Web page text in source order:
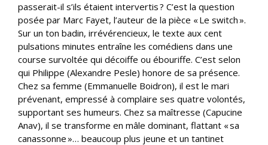
passerait-il s’ils étaient intervertis ? C’est la question
posée par Marc Fayet, l’auteur de la pièce « Le switch ».
Sur un ton badin, irrévérencieux, le texte aux cent
pulsations minutes entraîne les comédiens dans une
course survoltée qui décoiffe ou ébouriffe. C’est selon
qui Philippe (Alexandre Pesle) honore de sa présence.
Chez sa femme (Emmanuelle Boidron), il est le mari
prévenant, empressé à complaire ses quatre volontés,
supportant ses humeurs. Chez sa maîtresse (Capucine
Anav), il se transforme en mâle dominant, flattant « sa
canassonne »… beaucoup plus jeune et un tantinet